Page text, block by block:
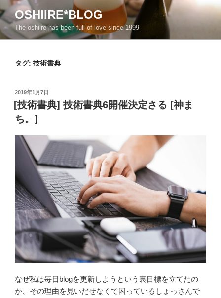
ン
テ
ン
OSHIIRE*BLOG
The oshiire has been full of love since 1999
タグ: 技術書典
投
稿
日:
2019年1月7日
[技術書典] 技術書典6開催決定さる [神ま
ち。]
なぜ私は毎日blogを更新しようという裏目標を立てたの
か、その理由を見いだせなくて困っているしょっさんで